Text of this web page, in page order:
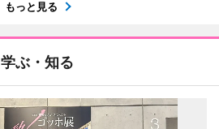
もっと見る
学ぶ・知る